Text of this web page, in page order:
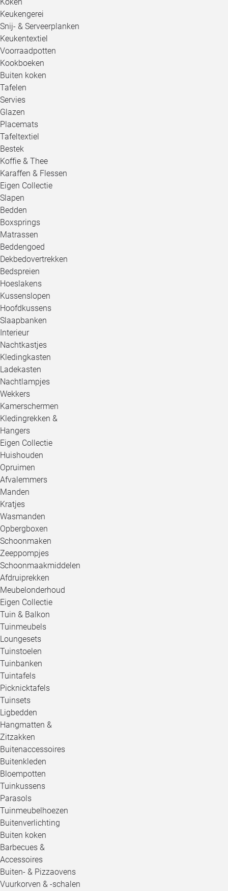
Keukengerei
Snij- & Serveerplanken
Keukentextiel
Voorraadpotten
Kookboeken
Buiten koken
Tafelen
Servies
Glazen
Placemats
Tafeltextiel
Bestek
Koffie & Thee
Karaffen & Flessen
Eigen Collectie
Slapen
Bedden
Boxsprings
Matrassen
Beddengoed
Dekbedovertrekken
Bedspreien
Hoeslakens
Kussenslopen
Hoofdkussens
Slaapbanken
Interieur
Nachtkastjes
Kledingkasten
Ladekasten
Nachtlampjes
Wekkers
Kamerschermen
Kledingrekken &
Hangers
Eigen Collectie
Huishouden
Opruimen
Afvalemmers
Manden
Kratjes
Wasmanden
Opbergboxen
Schoonmaken
Zeeppompjes
Schoonmaakmiddelen
Afdruiprekken
Meubelonderhoud
Eigen Collectie
Tuin & Balkon
Tuinmeubels
Loungesets
Tuinstoelen
Tuinbanken
Tuintafels
Picknicktafels
Tuinsets
Ligbedden
Hangmatten &
Zitzakken
Buitenaccessoires
Buitenkleden
Bloempotten
Tuinkussens
Parasols
Tuinmeubelhoezen
Buitenverlichting
Buiten koken
Barbecues &
Accessoires
Buiten- & Pizzaovens
Vuurkorven & -schalen